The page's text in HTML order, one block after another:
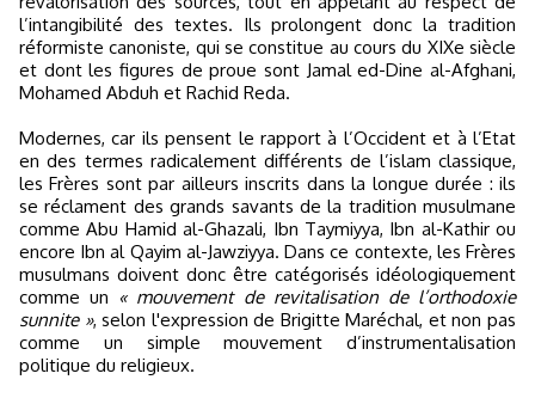
l’intangibilité des textes. Ils prolongent donc la tradition
réformiste canoniste, qui se constitue au cours du XIXe siècle
et dont les figures de proue sont Jamal ed-Dine al-Afghani,
Mohamed Abduh et Rachid Reda.
Modernes, car ils pensent le rapport à l’Occident et à l’Etat
en des termes radicalement différents de l’islam classique,
les Frères sont par ailleurs inscrits dans la longue durée : ils
se réclament des grands savants de la tradition musulmane
comme Abu Hamid al-Ghazali, Ibn Taymiyya, Ibn al-Kathir ou
encore Ibn al Qayim al-Jawziyya. Dans ce contexte, les Frères
musulmans doivent donc être catégorisés idéologiquement
comme un « mouvement de revitalisation de l’orthodoxie
sunnite », selon l'expression de Brigitte Maréchal, et non pas
comme un simple mouvement d’instrumentalisation
politique du religieux.